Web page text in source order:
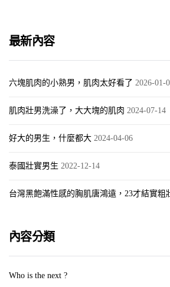
最新內容
六塊肌肉的小熟男，肌肉太好看了 2026-01-
肌肉壯男洗澡了，大大塊的肌肉 2024-07-14
好大的男生，什麼都大 2024-04-06
泰國壯實男生 2022-12-14
台灣黑飽滿性感的胸肌唐鴻遠，23才結實粗
內容分類
Who is the next ?